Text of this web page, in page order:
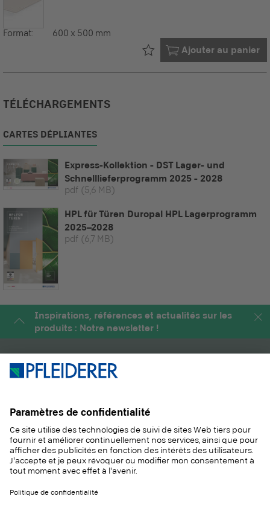
Format: 600 x 500 mm
Ajouter au panier
Déjà dans votre
TÉLÉCHARGEMENTS
CARTES DÉPLIANTES
Express-Kollektion - DST Lager- und
Schnelllieferprogramm 2025 - 2028
pdf (5,6 MB)
HPL für Türen Duropal HPL Lagerprogramm
2025–2028
pdf (6,7 MB)
Inspirations, références et actualités sur les
produits : Notre newsletter !
PRODUITS
SOLUTIONS
DURABILITÉ
MAGAZINE
INFORMATIONS
CONTACT